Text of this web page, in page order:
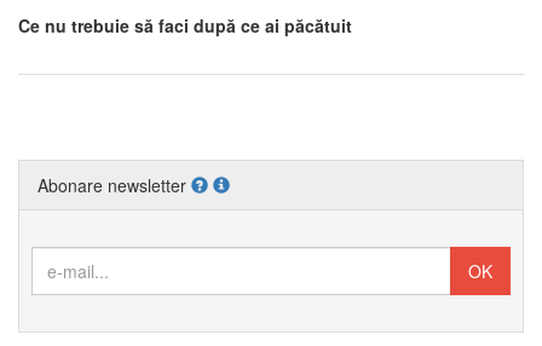
Ce nu trebuie să faci după ce ai păcătuit
Abonare newsletter